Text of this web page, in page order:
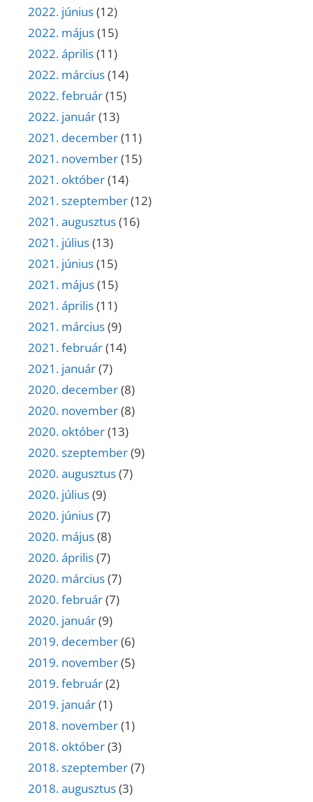
2022. június(12)
2022. május(15)
2022. április(11)
2022. március(14)
2022. február(15)
2022. január(13)
2021. december(11)
2021. november(15)
2021. október(14)
2021. szeptember(12)
2021. augusztus(16)
2021. július(13)
2021. június(15)
2021. május(15)
2021. április(11)
2021. március(9)
2021. február(14)
2021. január(7)
2020. december(8)
2020. november(8)
2020. október(13)
2020. szeptember(9)
2020. augusztus(7)
2020. július(9)
2020. június(7)
2020. május(8)
2020. április(7)
2020. március(7)
2020. február(7)
2020. január(9)
2019. december(6)
2019. november(5)
2019. február(2)
2019. január(1)
2018. november(1)
2018. október(3)
2018. szeptember(7)
2018. augusztus(3)